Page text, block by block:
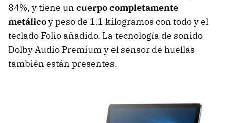
84%, y tiene un cuerpo completamente
metálicoy peso de 1.1 kilogramos con todo y el
teclado Folio añadido. La tecnología de sonido
Dolby Audio Premium y el sensor de huellas
también están presentes.